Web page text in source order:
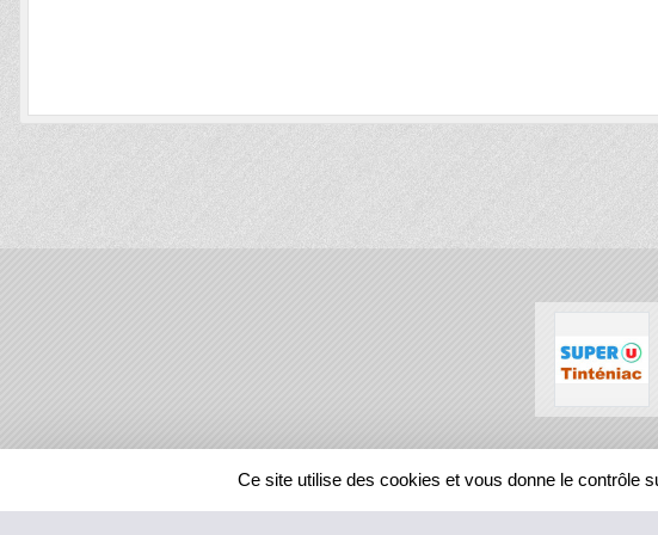
REGIONS
Ce site utilise des cookies et vous donne le contrôle